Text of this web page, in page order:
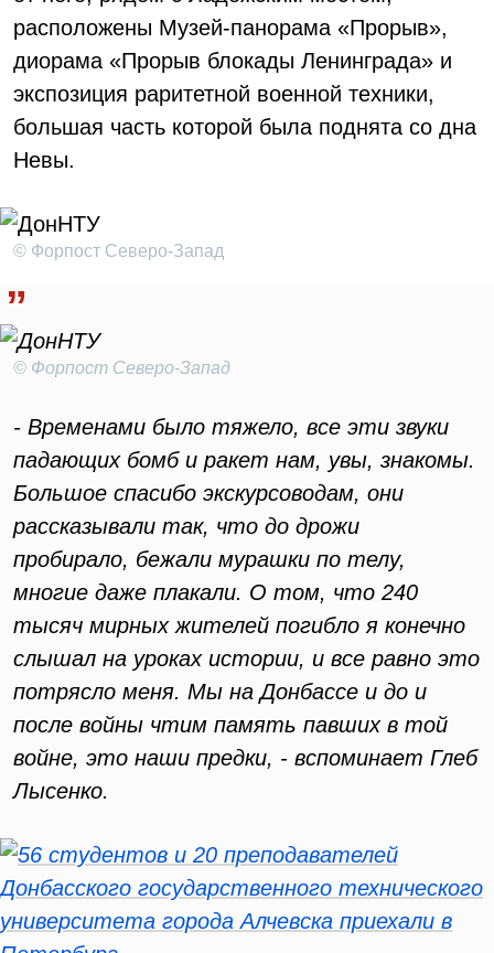
расположены Музей-панорама «Прорыв»,
диорама «Прорыв блокады Ленинграда» и
экспозиция раритетной военной техники,
большая часть которой была поднята со дна
Невы.
© Форпост Северо-Запад
© Форпост Северо-Запад
- Временами было тяжело, все эти звуки
падающих бомб и ракет нам, увы, знакомы.
Большое спасибо экскурсоводам, они
рассказывали так, что до дрожи
пробирало, бежали мурашки по телу,
многие даже плакали. О том, что 240
тысяч мирных жителей погибло я конечно
слышал на уроках истории, и все равно это
потрясло меня. Мы на Донбассе и до и
после войны чтим память павших в той
войне, это наши предки, - вспоминает Глеб
Лысенко.